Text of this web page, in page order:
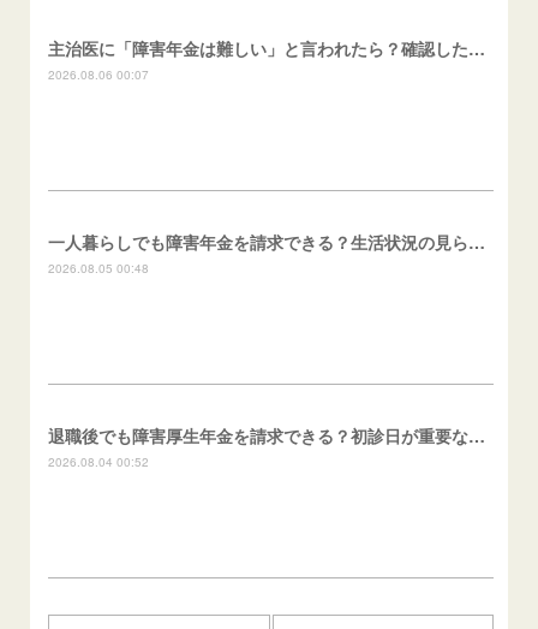
主治医に「障害年金は難しい」と言われたら？確認したいこと
2026.08.06 00:07
一人暮らしでも障害年金を請求できる？生活状況の見られ方
2026.08.05 00:48
退職後でも障害厚生年金を請求できる？初診日が重要な理由
2026.08.04 00:52